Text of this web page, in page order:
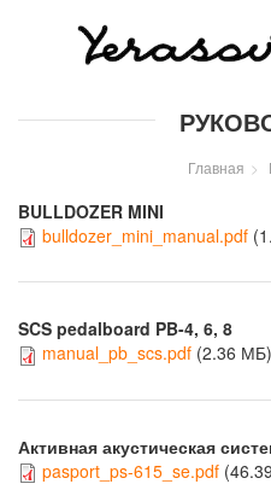
Главная
BULLDOZER MINI
bulldozer_mini_manual.pdf
SCS pedalboard PB-4, 6, 8
manual_pb_scs.pdf (2.36 МБ)
Активная акустическая
pasport_ps-615_se.pdf